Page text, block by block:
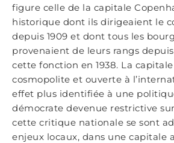
figure celle de la capitale
historique dont ils dirigeaient le
depuis 1909 et dont tous les
provenaient de leurs rangs
cette fonction en 1938. La
cosmopolite et ouverte à
effet plus identifiée à une
démocrate devenue restrictive
cette critique nationale se sont
enjeux locaux, dans une capitale